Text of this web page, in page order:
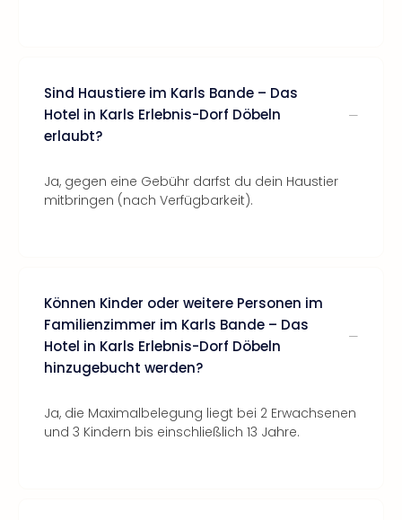
Sind Haustiere im Karls Bande – Das
Hotel in Karls Erlebnis-Dorf Döbeln
erlaubt?
Ja, gegen eine Gebühr darfst du dein Haustier
mitbringen (nach Verfügbarkeit).
Können Kinder oder weitere Personen im
Familienzimmer im Karls Bande – Das
Hotel in Karls Erlebnis-Dorf Döbeln
hinzugebucht werden?
Ja, die Maximalbelegung liegt bei 2 Erwachsenen
und 3 Kindern bis einschließlich 13 Jahre.